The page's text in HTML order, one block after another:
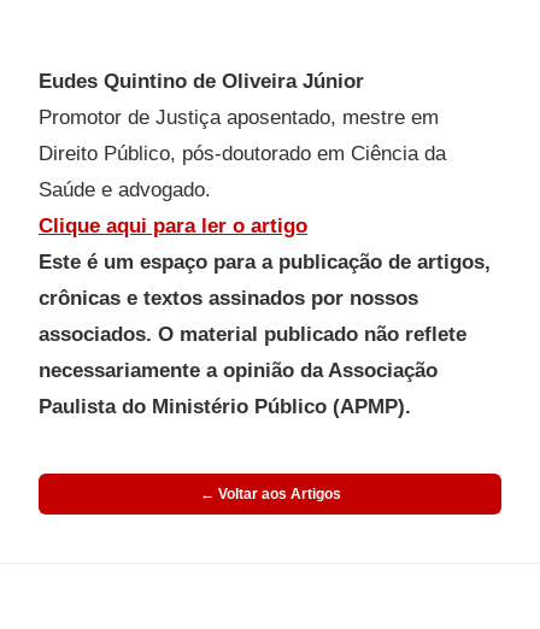
Eudes Quintino de Oliveira Júnior
Promotor de Justiça aposentado, mestre em
Direito Público, pós-doutorado em Ciência da
Saúde e advogado.
Clique aqui para ler o artigo
Este é um espaço para a publicação de artigos,
crônicas e textos assinados por nossos
associados. O material publicado não reflete
necessariamente a opinião da Associação
Paulista do Ministério Público (APMP).
← Voltar aos Artigos